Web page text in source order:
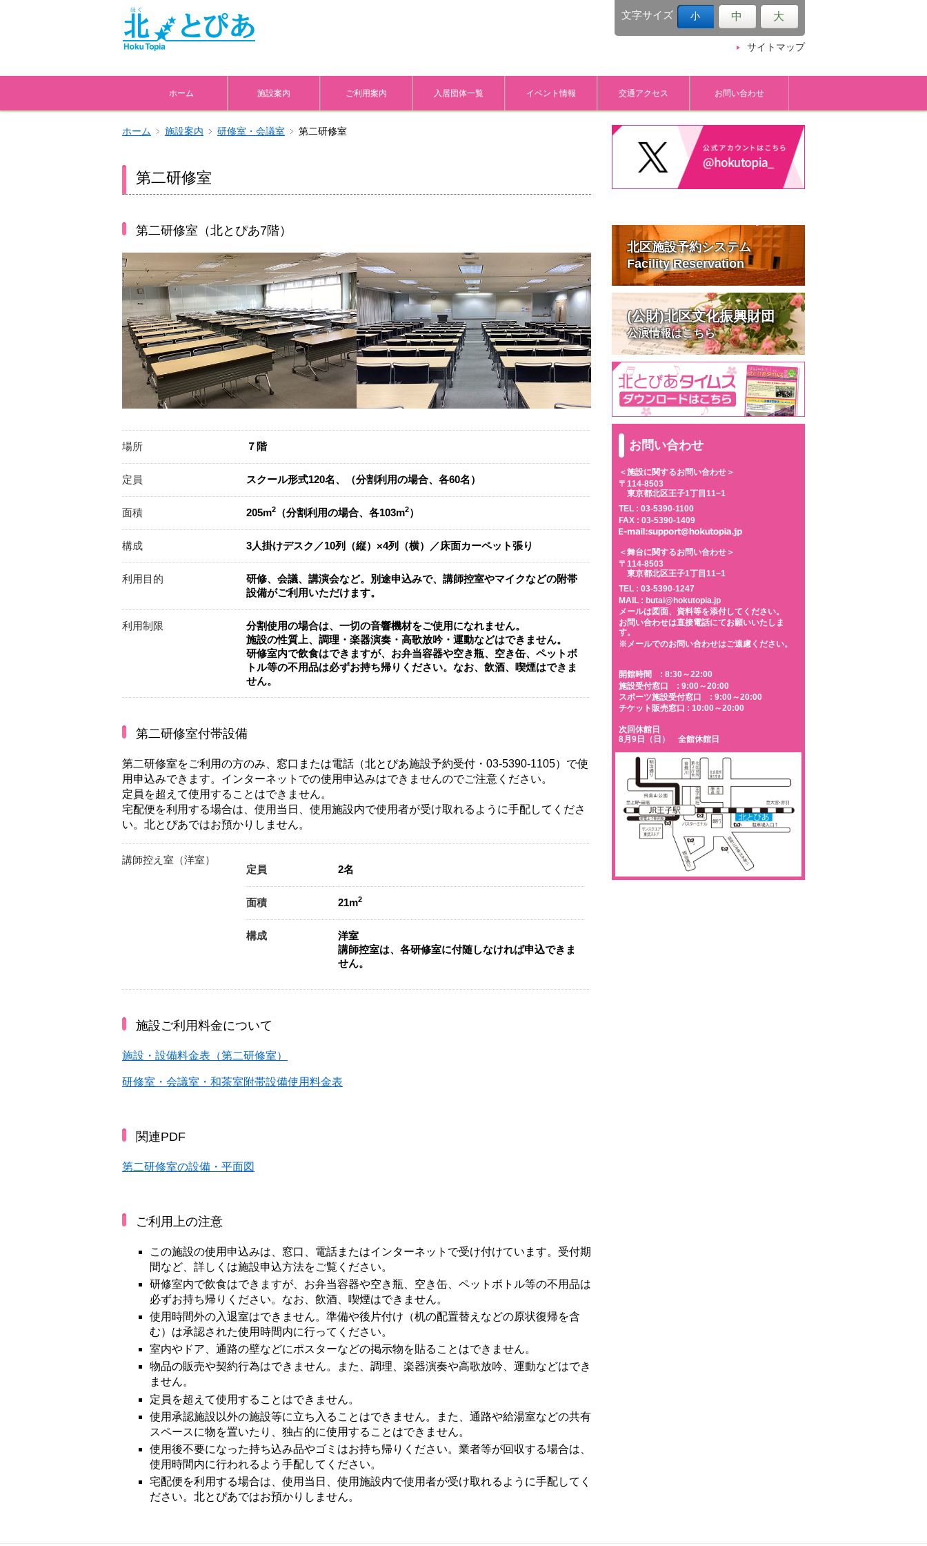
サイトマップ
文字サイズ 小 中 大
ホーム 施設案内 ご利用案内 入居団体一覧 イベント情報 交通アクセス お問い合わせ
ホーム 施設案内 研修室・会議室 第二研修室
第二研修室
第二研修室（北とぴあ7階）
場所 ７階
定員 スクール形式120名、（分割利用の場合、各60名）
面積 205m2 （分割利用の場合、各103m2）
構成 3人掛けデスク／10列（縦）×4列（横）／床面カーペット張り
利用目的
研修、会議、講演会など。別途申込みで、講師控室やマイクなどの附帯
設備がご利用いただけます。
利用制限
分割使用の場合は、一切の音響機材をご使用になれません。
施設の性質上、調理・楽器演奏・高歌放吟・運動などはできません。
研修室内で飲食はできますが、お弁当容器や空き瓶、空き缶、ペットボ
トル等の不用品は必ずお持ち帰りください。なお、飲酒、喫煙はできま
せん。
第二研修室付帯設備
第二研修室をご利用の方のみ、窓口または電話（北とぴあ施設予約受付・ 03-5390-1105）で使
用申込みできます。インターネットでの使用申込みはできませんのでご注意ください。
定員を超えて使用することはできません。
宅配便を利用する場合は、使用当日、使用施設内で使用者が受け取れるように手配してくださ
い。北とぴあではお預かりしません。
講師控え室（洋室）
定員
2名
面積 21m2
構成
洋室
講師控室は、各研修室に付随しなければ申込できま
せん。
施設ご利用料金について
施設・設備料金表（第二研修室）
研修室・会議室・和茶室附帯設備使用料金表
関連PDF
第二研修室の設備・平面図
ご利用上の注意
この施設の使用申込みは、窓口、電話またはインターネットで受け付けています。受付期
間など、詳しくは施設申込方法をご覧ください。
研修室内で飲食はできますが、お弁当容器や空き瓶、空き缶、ペットボトル等の不用品は
必ずお持ち帰りください。なお、飲酒、喫煙はできません。
使用時間外の入退室はできません。準備や後片付け（机の配置替えなどの原状復帰を含
む）は承認された使用時間内に行ってください。
室内やドア、通路の壁などにポスターなどの掲示物を貼ることはできません。
物品の販売や契約行為はできません。また、調理、楽器演奏や高歌放吟、運動などはでき
ません。
定員を超えて使用することはできません。
使用承認施設以外の施設等に立ち入ることはできません。また、通路や給湯室などの共有
スペースに物を置いたり、独占的に使用することはできません。
使用後不要になった持ち込み品やゴミはお持ち帰りください。業者等が回収する場合は、
使用時間内に行われるよう手配してください。
宅配便を利用する場合は、使用当日、使用施設内で使用者が受け取れるように手配してく
ださい。北とぴあではお預かりしません。
北区施設予約システム
Facility Reservation
(公財)北区文化振興財団
公演情報はこちら
お問い合わせ
＜施設に関するお問い合わせ＞
〒114-8503
東京都北区王子1丁目11−1
TEL : 03-5390-1100
FAX : 03-5390-1409
＜舞台に関するお問い合わせ＞
〒114-8503
東京都北区王子1丁目11−1
TEL : 03-5390-1247
MAIL : butai@hokutopia.jp
メールは図面、資料等を添付してください。
お問い合わせは直接電話にてお願いいたしま
す。
※メールでのお問い合わせはご遠慮ください。
開館時間 : 8:30～22:00
施設受付窓口 : 9:00～20:00
スポーツ施設受付窓口 : 9:00～20:00
チケット販売窓口 : 10:00～20:00
次回休館日
8月9日（日） 全館休館日